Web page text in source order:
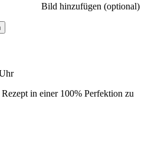
Bild hinzufügen (optional)
Rezept in einer 100% Perfektion zu